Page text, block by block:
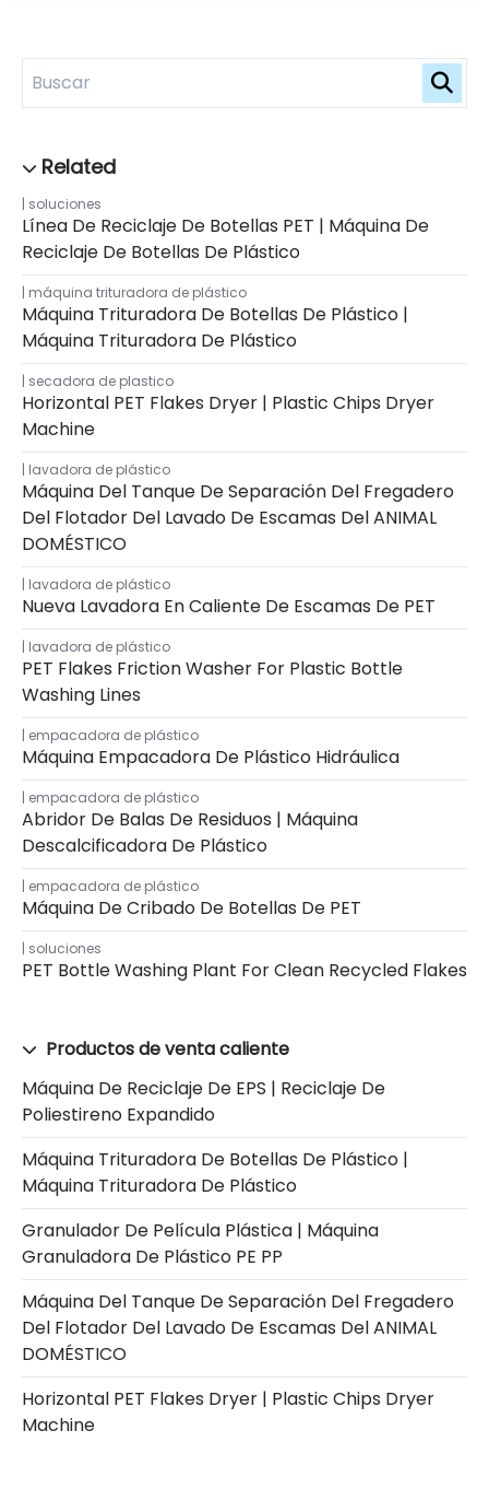
soluciones
Línea De Reciclaje De Botellas PET | Máquina De
Reciclaje De Botellas De Plástico
máquina trituradora de plástico
Máquina Trituradora De Botellas De Plástico |
Máquina Trituradora De Plástico
secadora de plastico
Horizontal PET Flakes Dryer | Plastic Chips Dryer
Machine
lavadora de plástico
Máquina Del Tanque De Separación Del Fregadero
Del Flotador Del Lavado De Escamas Del ANIMAL
DOMÉSTICO
lavadora de plástico
Nueva Lavadora En Caliente De Escamas De PET
lavadora de plástico
PET Flakes Friction Washer For Plastic Bottle
Washing Lines
empacadora de plástico
Máquina Empacadora De Plástico Hidráulica
empacadora de plástico
Abridor De Balas De Residuos | Máquina
Descalcificadora De Plástico
empacadora de plástico
Máquina De Cribado De Botellas De PET
soluciones
PET Bottle Washing Plant For Clean Recycled Flakes
Productos de venta caliente
Máquina De Reciclaje De EPS | Reciclaje De
Poliestireno Expandido
Máquina Trituradora De Botellas De Plástico |
Máquina Trituradora De Plástico
Granulador De Película Plástica | Máquina
Granuladora De Plástico PE PP
Máquina Del Tanque De Separación Del Fregadero
Del Flotador Del Lavado De Escamas Del ANIMAL
DOMÉSTICO
Horizontal PET Flakes Dryer | Plastic Chips Dryer
Machine